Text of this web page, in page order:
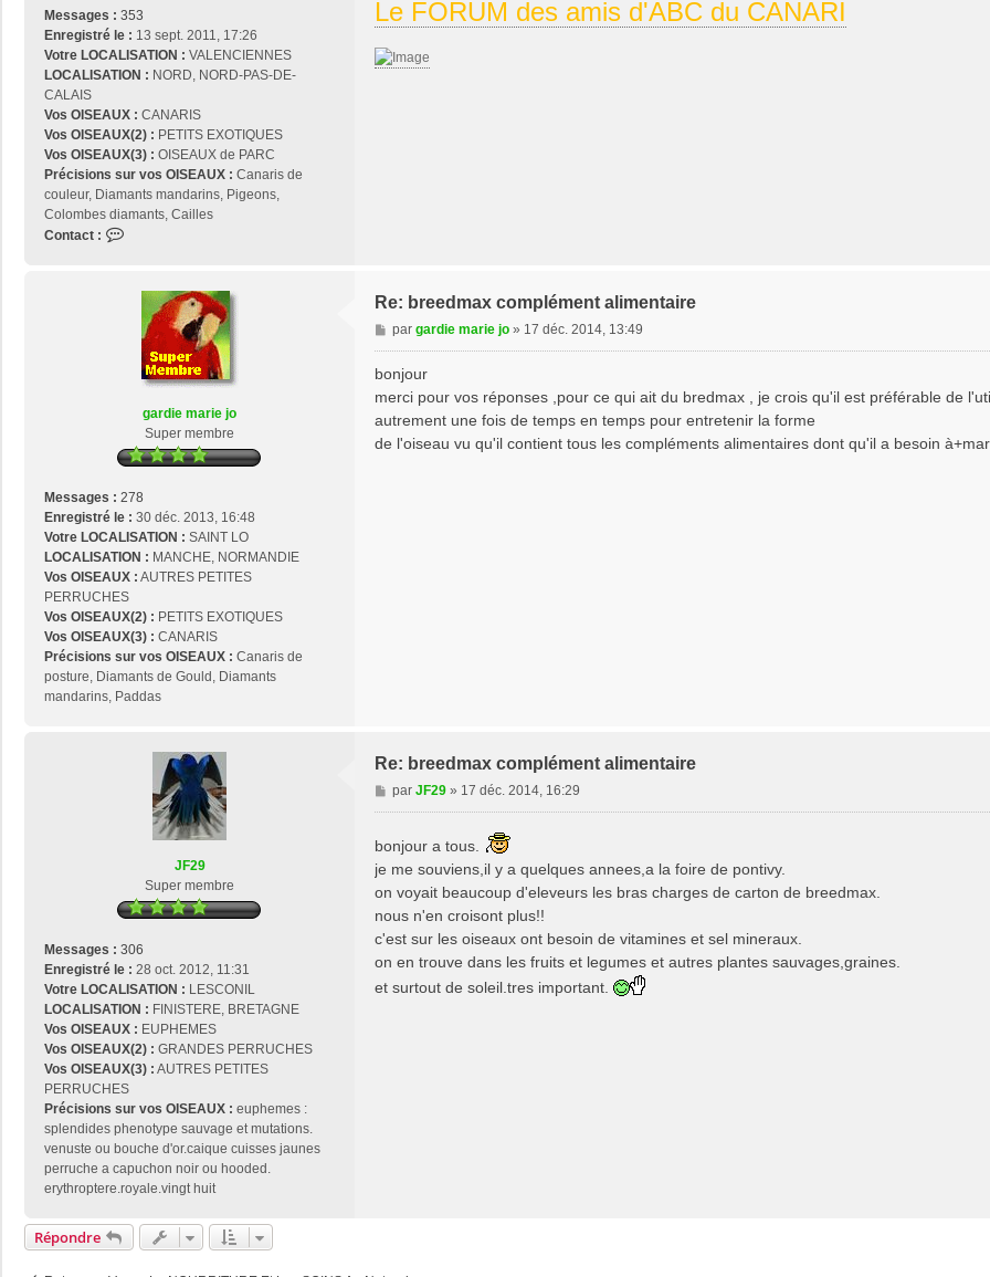
Messages : 353
Enregistré le : 13 sept. 2011, 17:26
Votre LOCALISATION : VALENCIENNES
LOCALISATION : NORD, NORD-PAS-DE-
CALAIS
Vos OISEAUX : CANARIS
Vos OISEAUX(2) : PETITS EXOTIQUES
Vos OISEAUX(3) : OISEAUX de PARC
Précisions sur vos OISEAUX : Canaris de
couleur, Diamants mandarins, Pigeons,
Colombes diamants, Cailles
Contact :
p
r
e
n
é
Le FORUM des amis d'ABC du CANARI
gardie marie jo
Super membre
Messages : 278
Enregistré le : 30 déc. 2013, 16:48
Votre LOCALISATION : SAINT LO
LOCALISATION : MANCHE, NORMANDIE
Vos OISEAUX : AUTRES PETITES
PERRUCHES
Vos OISEAUX(2) : PETITS EXOTIQUES
Vos OISEAUX(3) : CANARIS
Précisions sur vos OISEAUX : Canaris de
posture, Diamants de Gould, Diamants
mandarins, Paddas
Re: breedmax complément alimentaire
M
e
a
g
e
par gardie marie jo» 17 déc. 2014, 13:49
bonjour
merci pour vos réponses ,pour ce qui ait du bredmax , je crois qu'il est préférable de
autrement une fois de temps en temps pour entretenir la forme
de l'oiseau vu qu'il contient tous les compléments alimentaires dont qu'il a besoin
JF29
Super membre
Messages : 306
Enregistré le : 28 oct. 2012, 11:31
Votre LOCALISATION : LESCONIL
LOCALISATION : FINISTERE, BRETAGNE
Vos OISEAUX : EUPHEMES
Vos OISEAUX(2) : GRANDES PERRUCHES
Vos OISEAUX(3) : AUTRES PETITES
PERRUCHES
Précisions sur vos OISEAUX : euphemes :
splendides phenotype sauvage et mutations.
venuste ou bouche d'or.caique cuisses jaunes
perruche a capuchon noir ou hooded.
erythroptere.royale.vingt huit
Re: breedmax complément alimentaire
M
e
s
a
g
par JF29» 17 déc. 2014, 16:29
bonjour a tous.
je me souviens,il y a quelques annees,a la foire de pontivy.
on voyait beaucoup d'eleveurs les bras charges de carton de breedmax.
nous n'en croisont plus!!
c'est sur les oiseaux ont besoin de vitamines et sel mineraux.
on en trouve dans les fruits et legumes et autres plantes sauvages,graines.
et surtout de soleil.tres important.
Répondre